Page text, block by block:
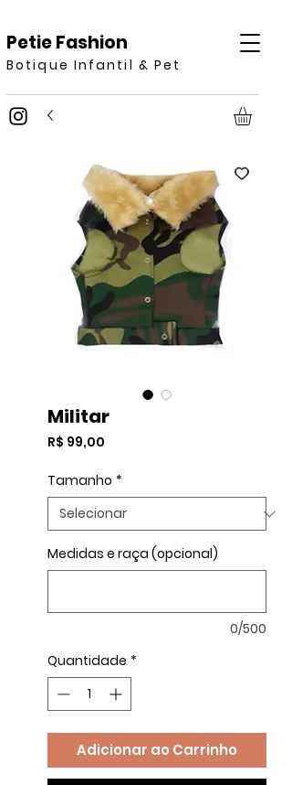
Petie Fashion
Botique Infantil & Pet
Militar
R$ 99,00
Tamanho *
Medidas e raça (opcional)
0/500
Quantidade *
Adicionar ao Carrinho